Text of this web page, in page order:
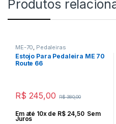
Produtos
ME-70 Pedaleiras
Estojo Para Pedaleira ME 70
Route 66
R$ 245,00 R$380,00
Em até 10x de R$24,50 Sem
Juros